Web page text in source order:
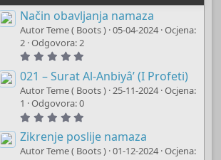
Način obavljanja namaza
Autor Teme ( Boots ) 05-04-2024 Ocjena:
2 Odgovora: 2
0
0
s
(
s
)
021 – Surat Al-Anbiyâ’ (I Profeti)
Autor Teme ( Boots ) 25-11-2024 Ocjena:
1
Odgovora: 0
0
0
s
Zikrenje poslije namaza
Autor Teme ( Boots ) 01-12-2024 Ocjena: